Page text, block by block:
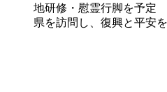
地研修・慰霊行脚を予定
県を訪問し、復興と平安